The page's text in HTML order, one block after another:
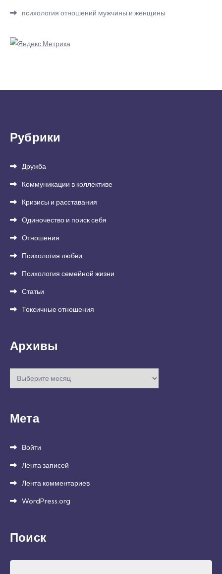
психология отношений мужчины и женщины
Рубрики
Дружба
Коммуникации в коллективе
Кризисы и расставания
Одиночество и поиск себя
Отношения
Психология любви
Психология семейной жизни
Статьи
Токсичные отношения
Архивы
Архивы
Мета
Войти
Лента записей
Лента комментариев
WordPress.org
Поиск